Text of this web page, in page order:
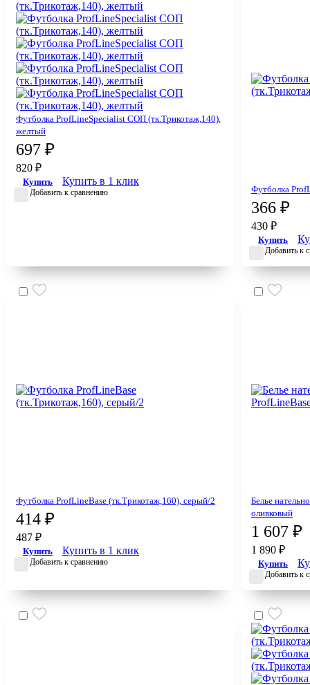
Футболка ProfLineSpecialist СОП (тк.Трикотаж,140),
желтый
697 ₽
820 ₽
Купить Купить в 1 клик
Добавить к сравнению Футболка
366 ₽
430 ₽
Купить
Добавить к
Футболка ProfLineBase (тк.Трикотаж,160), серый/2
414 ₽
487 ₽
Купить Купить в 1 клик
Добавить к сравнению
Белье
оливковый
1 607 ₽
1 890 ₽
Купить
Добавить к